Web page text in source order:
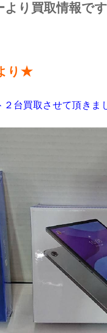
より買取情報で
り★
台買取させて頂きま